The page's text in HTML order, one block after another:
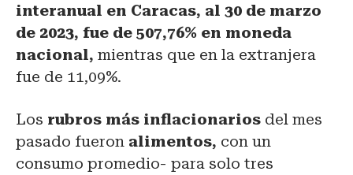
interanual en Caracas, al 30 de marzo
de 2023, fue de 507,76% en moneda
nacional, mientras que en la extranjera
fue de 11,09%.
Los rubros más inflacionarios del mes
pasado fueron alimentos, con un
consumo promedio- para solo tres